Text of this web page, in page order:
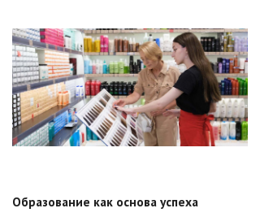
Образование как основа успеха